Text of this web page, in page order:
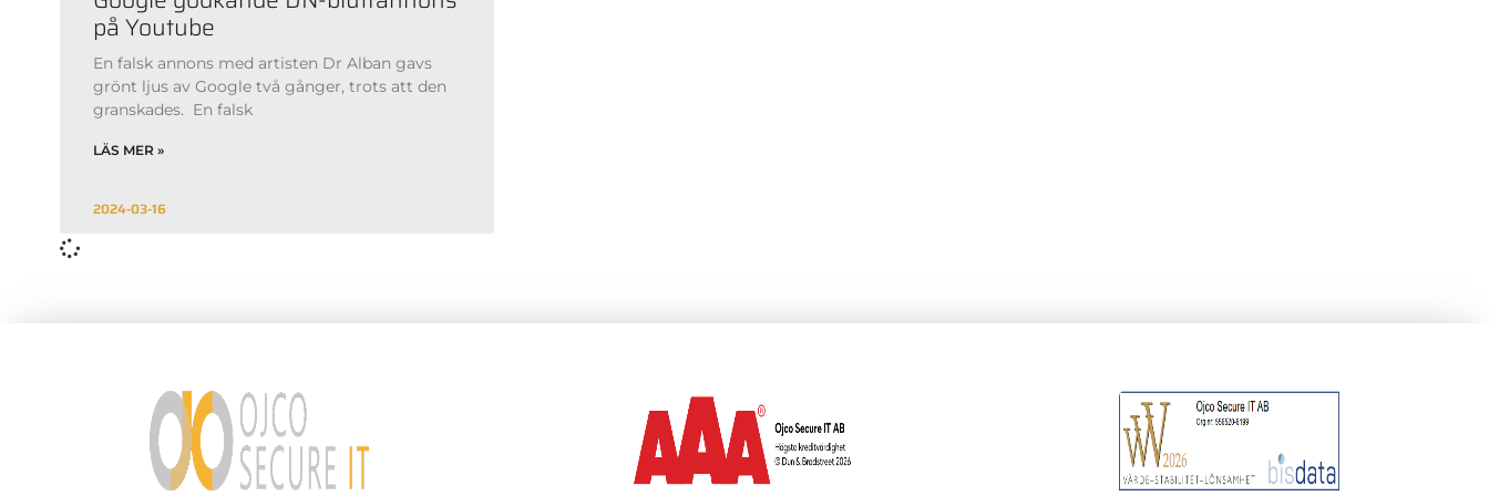
på Youtube
En falsk annons med artisten Dr Alban gavs
grönt ljus av Google två gånger, trots att den
granskades. ​ En falsk
LÄS MER »
2024-03-16